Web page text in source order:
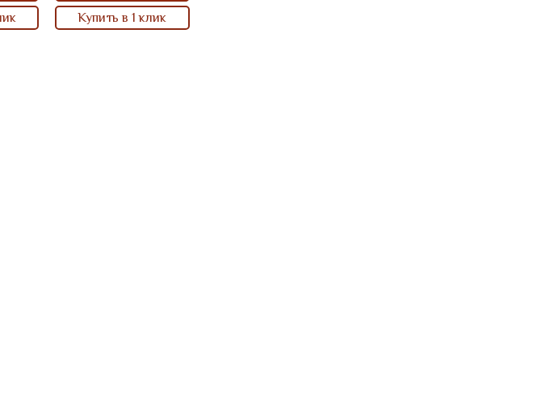
Купить в 1 клик